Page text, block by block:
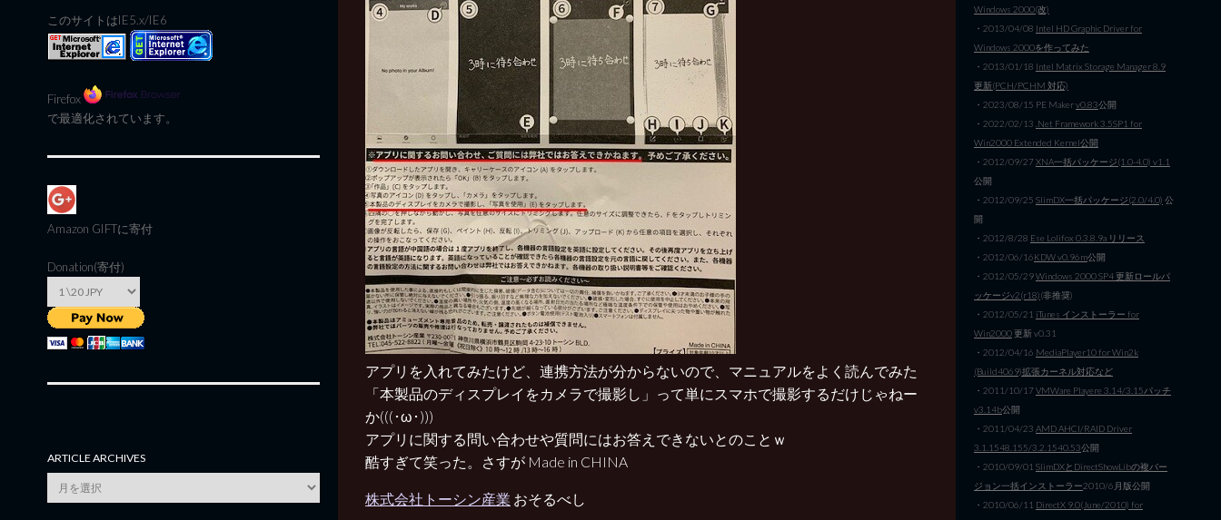
アプリを入れてみたけど、連携方法が分からないので、マニュアルをよく読んでみた
「本製品のディスプレイをカメラで撮影し」って単にスマホで撮影するだけじゃねー
か(((･ω･)))
アプリに関する問い合わせや質問にはお答えできないとのことｗ
酷すぎて笑った。さすが Made in CHINA
株式会社トーシン産業 おそるべし
このサイトはIE5.x/IE6
Firefox
で最適化されています。
Amazon GIFTに寄付
Donation(寄付)
ARTICLE ARCHIVES
Article
Archives
Windows 2000(改)
・2013/04/08 Intel HD Graphic Driver for
Windows 2000を作ってみた
・2013/01/18 Intel Matrix Storage Manager 8.9
更新(PCH/PCHM 対応)
・2023/08/15 PE Makerv0.83公開
・2022/02/13 .Net Framework 3.5SP1 for
Win2000 Extended Kernel公開
・2012/09/27XNA一括パッケージ(1.0-4.0) v1.1
公開
・2012/09/25 SlimDX一括パッケージ(2.0/4.0) 公
開
・2012/8/28 Ese Lolifox 0.3.8.9a リリース
・2012/06/16KDW v0.96m公開
・2012/05/29Windows 2000 SP4 更新ロールパ
ッケージv2(r18)(非推奨)
・2012/05/21 iTunes インストーラー for
Win2000更新 v0.31
・2012/04/16 MediaPlayer10 for Win2k
(Build4069)拡張カーネル対応など
・2011/10/17VMWare Playere 3.14/3.15パッチ
v3.14b公開
・2011/04/23 AMD AHCI/RAID Driver
3.1.1548.155/3.2.1540.53公開
・2010/09/01 SlimDXとDirectShowLibの複バー
ジョン一括インストーラー2010/6月版公開
・2010/06/11 DirectX 9.0(June/2010) for